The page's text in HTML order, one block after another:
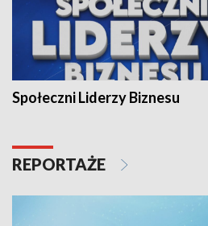
Społeczni Liderzy Biznesu
REPORTAŻE